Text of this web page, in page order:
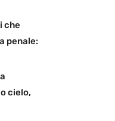
che
penale:
cielo,